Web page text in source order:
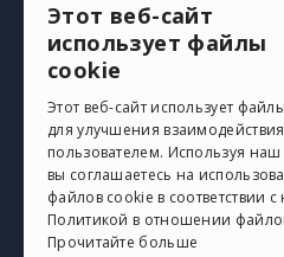
Профиль
Мои посты
Мои лицензии
Загрузить
Веб-хостинг
Мои кредиты
Этот веб-сайт
использует файлы
cookie
Этот веб-сайт использует
для улучшения
пользователем. Используя наш
вы соглашаетесь на
файлов cookie в соответствии
Политикой в ​​отношении
Прочитайте больше